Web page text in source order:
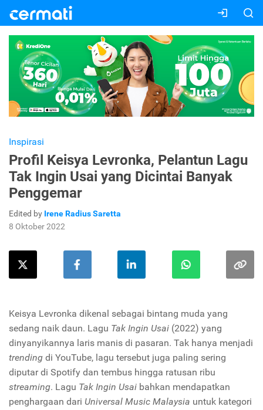
Inspirasi
Profil Keisya Levronka, Pelantun Lagu
Tak Ingin Usai yang Dicintai Banyak
Penggemar
Edited by Irene Radius Saretta
8 Oktober 2022
Keisya Levronka dikenal sebagai bintang muda yang
sedang naik daun. Lagu Tak Ingin Usai (2022) yang
dinyanyikannya laris manis di pasaran. Tak hanya menjadi
trending di YouTube, lagu tersebut juga paling sering
diputar di Spotify dan tembus hingga ratusan ribu
streaming. Lagu Tak Ingin Usai bahkan mendapatkan
penghargaan dari Universal Music Malaysia untuk kategori